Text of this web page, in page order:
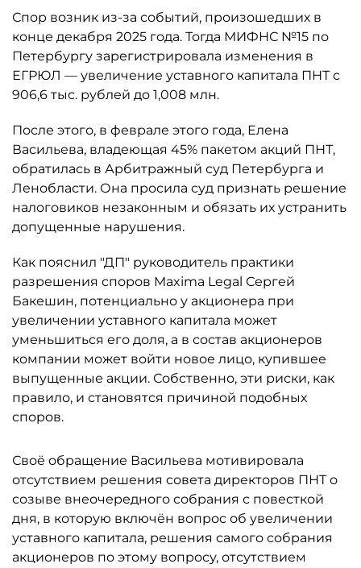
Спор возник из-за событий, произошедших в
конце декабря 2025 года. Тогда МИФНС №15 по
Петербургу зарегистрировала изменения в
ЕГРЮЛ — увеличение уставного капитала ПНТ с
906,6 тыс. рублей до 1,008 млн.
После этого, в феврале этого года, Елена
Васильева, владеющая 45% пакетом акций ПНТ,
обратилась в Арбитражный суд Петербурга и
Ленобласти. Она просила суд признать решение
налоговиков незаконным и обязать их устранить
допущенные нарушения.
Как пояснил "ДП" руководитель практики
разрешения споров Maxima Legal Сергей
Бакешин, потенциально у акционера при
увеличении уставного капитала может
уменьшиться его доля, а в состав акционеров
компании может войти новое лицо, купившее
выпущенные акции. Собственно, эти риски, как
правило, и становятся причиной подобных
споров.
Своё обращение Васильева мотивировала
отсутствием решения совета директоров ПНТ о
созыве внеочередного собрания с повесткой
дня, в которую включён вопрос об увеличении
уставного капитала, решения самого собрания
акционеров по этому вопросу, отсутствием